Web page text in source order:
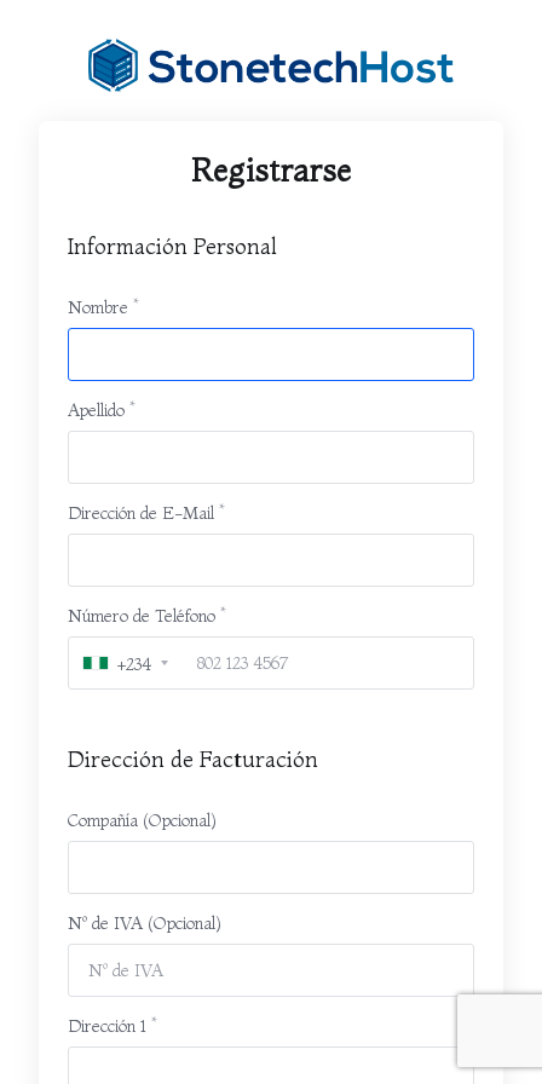
Registrarse
Información Personal
Nombre
Apellido
Dirección de E-Mail
Número de Teléfono
+234
Dirección de Facturación
Compañía (Opcional)
Nº de IVA (Opcional)
Dirección 1